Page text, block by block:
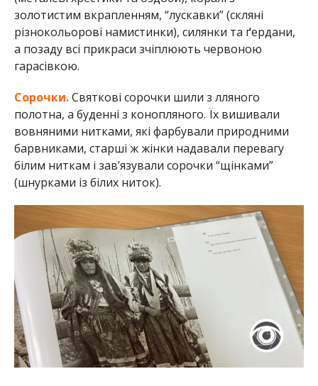
золотистим вкрапленням, “лускавки” (скляні
різнокольорові намистинки), силянки та ґердани,
а позаду всі прикраси зчіплюють червоною
гарасівкою.
Сорочки. Святкові сорочки шили з лляного
полотна, а буденні з конопляного. Їх вишивали
вовняними нитками, які фарбували природними
барвниками, старші ж жінки надавали перевагу
білим ниткам і зав’язували сорочки “щінками”
(шнурками із білих ниток).